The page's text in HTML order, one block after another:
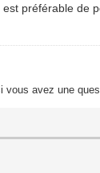
préférable de
avez une